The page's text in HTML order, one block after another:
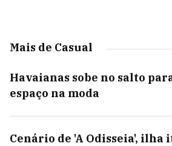
Mais de Casual
Havaianas sobe no salto
espaço na moda
Cenário de 'A Odisseia', ilha